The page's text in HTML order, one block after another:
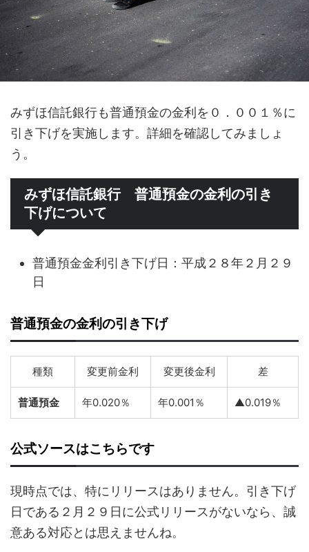
みずほ信託銀行も普通預金の金利を０．００１％に
引き下げを実施します。詳細を確認してみましょ
う。
みずほ信託銀行 普通預金の金利の引き
下げについて
普通預金金利引き下げ日：平成２８年２月２９
日
普通預金の金利の引き下げ
種類 変更前金利 変更後金利 差
普通預金 年0.020％ 年0.001％ ▲0.019％
公式ソースはこちらです
現時点では、特にリリースはありません。引き下げ
日である２月２９日に公式リリースがないなら、誠
意ある対応とは思えませんね。